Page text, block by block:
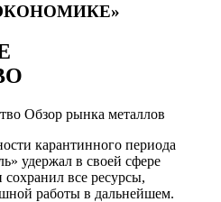
Обзор рынка металлов
карантинного периода
удержал в своей сфере
сохранил все ресурсы,
работы в дальнейшем.